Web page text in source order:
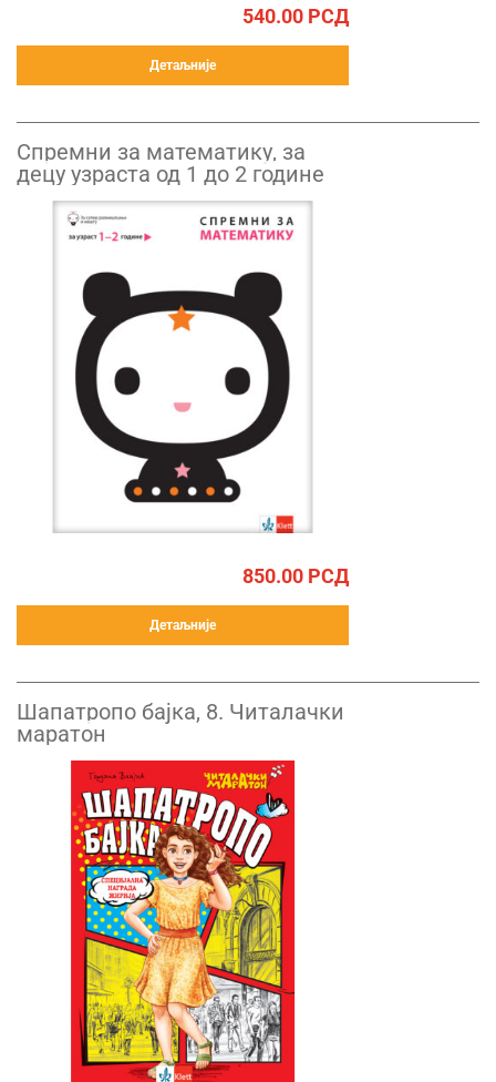
540.00 РСД
Детаљније
Спремни за математику, за
децу узраста од 1 до 2 године
850.00 РСД
Детаљније
Шапатропо бајка, 8. Читалачки
маратон